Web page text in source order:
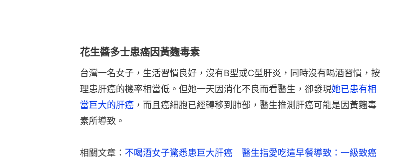
花生醬多士患癌因黃麴毒素
台灣一名女子，生活習慣良好，沒有B型或C型肝炎，同時沒有喝酒習慣，按
理患肝癌的機率相當低。但她一天因消化不良而看醫生，卻發現她已患有相
當巨大的肝癌 ，而且癌細胞已經轉移到肺部，醫生推測肝癌可能是因黃麴毒
素所導致。
相關文章： 不喝酒女子驚悉患巨大肝癌　醫生指愛吃這早餐導致：一級致癌